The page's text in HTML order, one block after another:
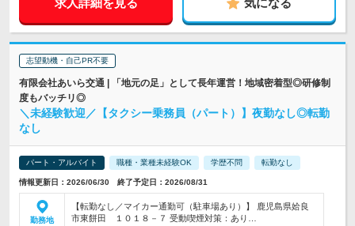
求人詳細を見る 気になる
志望動機・自己PR不要
有限会社あいら交通 | 「地元の足」として長年運営！地域密着型◎研修制
度もバッチリ◎
＼未経験歓迎／【タクシー乗務員（パート）】夜勤なし◎転勤
なし
パート・アルバイト 職種・業種未経験OK 学歴不問 転勤なし
情報更新日：2026/06/30 終了予定日：2026/08/31
勤務地
【転勤なし／マイカー通勤可（駐車場あり）】 鹿児島県姶良
市東餅田 １０１８－７ 受動喫煙対策：あり…